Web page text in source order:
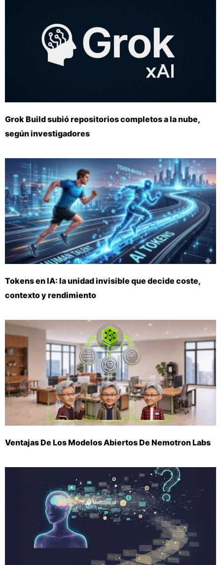
Grok Build subió repositorios completos a la nube,
según investigadores
Tokens en IA: la unidad invisible que decide coste,
contexto y rendimiento
Ventajas De Los Modelos Abiertos De Nemotron Labs